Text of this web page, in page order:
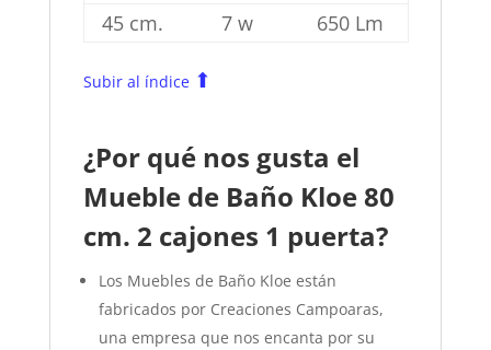
45 cm.
7 w 650 Lm
Subir al índice ⬆
¿Por qué nos gusta el
Mueble de Baño Kloe 80
cm. 2 cajones 1 puerta?
Los Muebles de Baño Kloe están
fabricados por Creaciones Campoaras,
una empresa que nos encanta por su